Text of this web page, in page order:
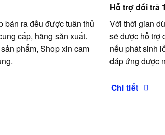
bán ra đều được tuân thủ
cấp, hãng sản xuất.
phẩm, Shop xin cam
Hỗ trợ đổi trả
Với thời gian
sẽ được hỗ trợ
nếu phát sinh
đáp ứng được
Chi tiết